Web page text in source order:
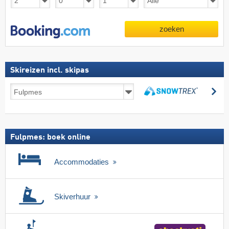
zoeken
Skireizen incl. skipas
incl.
Fulpmes: boek online
Accommodaties
Skiverhuur